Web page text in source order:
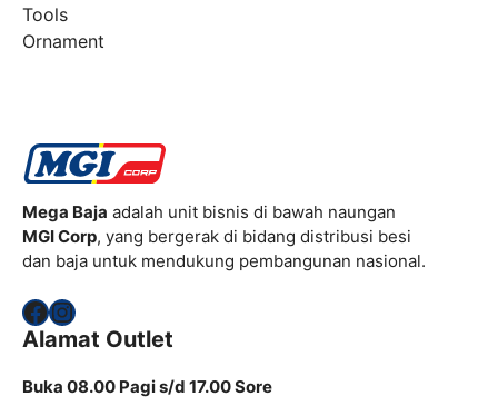
Tools
Ornament
Mega Baja adalah unit bisnis di bawah naungan
MGI Corp, yang bergerak di bidang distribusi besi
dan baja untuk mendukung pembangunan nasional.
Facebook
Instagram
Alamat Outlet
Buka 08.00 Pagi s/d 17.00 Sore